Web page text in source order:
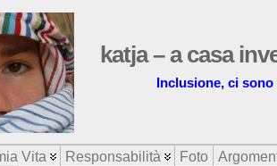
katja – a casa
Inclusione, ci
Vita Responsabilità Foto